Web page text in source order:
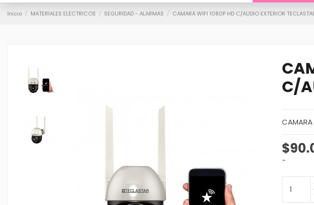
Inicio MATERIALES ELECTRICOS SEGURIDAD - ALARMAS CAMARA WIFI 1080P HD C/AUDIO EXTERIOR
C/
CAMARA
-